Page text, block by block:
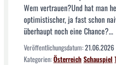
Wem vertrauen?Und hat man
optimistischer, ja fast schon
überhaupt noch eine Chance?...
Veröffentlichungsdatum:21.06.2026
Kategorien:ÖsterreichSchauspiel